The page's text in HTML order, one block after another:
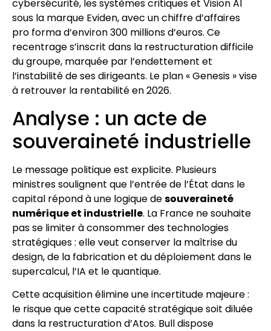
cybersécurité, les systèmes critiques et Vision AI
sous la marque Eviden, avec un chiffre d’affaires
pro forma d’environ 300 millions d’euros. Ce
recentrage s’inscrit dans la restructuration difficile
du groupe, marquée par l’endettement et
l’instabilité de ses dirigeants. Le plan « Genesis » vise
à retrouver la rentabilité en 2026.
Analyse : un acte de
souveraineté industrielle
Le message politique est explicite. Plusieurs
ministres soulignent que l’entrée de l’État dans le
capital répond à une logique desouveraineté
numérique et industrielle. La France ne souhaite
pas se limiter à consommer des technologies
stratégiques : elle veut conserver la maîtrise du
design, de la fabrication et du déploiement dans le
supercalcul, l’IA et le quantique.
Cette acquisition élimine une incertitude majeure :
le risque que cette capacité stratégique soit diluée
dans la restructuration d’Atos. Bull dispose